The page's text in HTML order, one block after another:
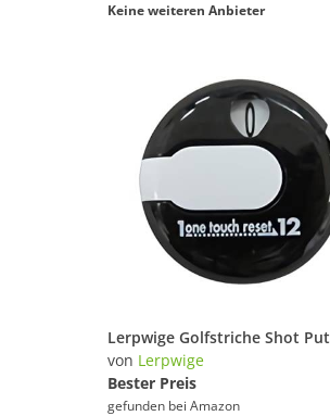
Keine weiteren Anbieter
von Lerpwige
Bester Preis
gefunden bei Amazon